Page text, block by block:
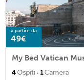
a partire da
49€
My Bed Vatican
4Ospiti · 1Camera